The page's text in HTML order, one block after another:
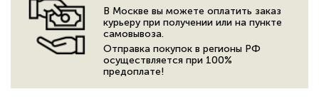
В Москве вы можете оплатить заказ
курьеру при получении или на пункте
самовывоза.
Отправка покупок в регионы РФ
осуществляется при 100%
предоплате!